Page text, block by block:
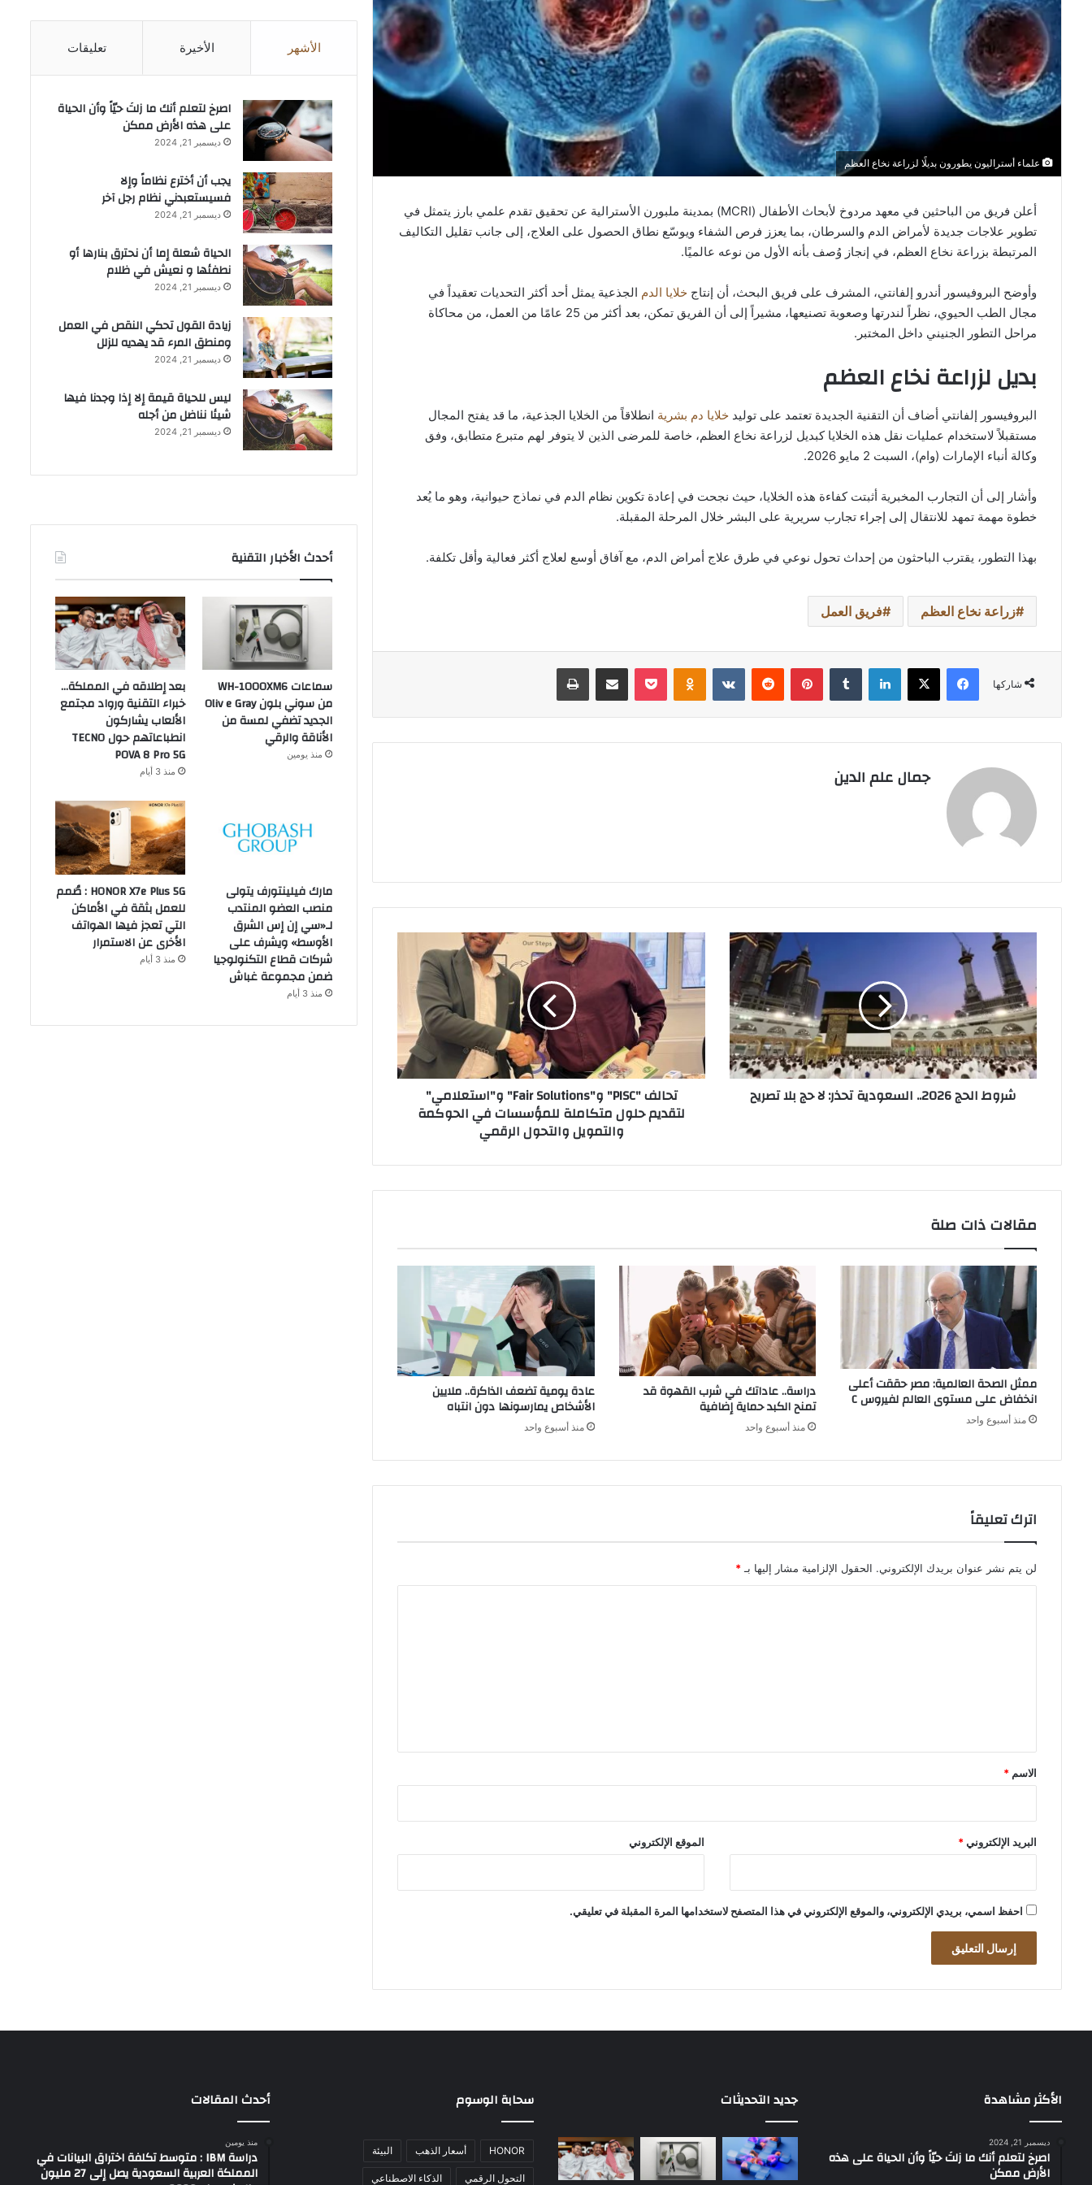
علماء أستراليون يطورون بديلًا لزراعة نخاع العظم
أعلن فريق من الباحثين في معهد مردوخ لأبحاث الأطفال (MCRI) بمدينة ملبورن الأسترالية عن تحقيق تقدم علمي بارز يتمثل في
تطوير علاجات جديدة لأمراض الدم والسرطان، بما يعزز فرص الشفاء ويوسّع نطاق الحصول على العلاج، إلى جانب تقليل التكاليف
المرتبطة بزراعة نخاع العظم، في إنجاز وُصف بأنه الأول من نوعه عالميًا.
وأوضح البروفيسور أندرو إلفانتي، المشرف على فريق البحث، أن إنتاج خلايا الدم الجذعية يمثل أحد أكثر التحديات تعقيداً في
مجال الطب الحيوي، نظراً لندرتها وصعوبة تصنيعها، مشيراً إلى أن الفريق تمكن، بعد أكثر من 25 عامًا من العمل، من محاكاة
مراحل التطور الجنيني داخل المختبر.
بديل لزراعة نخاع العظم
البروفيسور إلفانتي أضاف أن التقنية الجديدة تعتمد على توليد خلايا دم بشرية انطلاقاً من الخلايا الجذعية، ما قد يفتح المجال
مستقبلاً لاستخدام عمليات نقل هذه الخلايا كبديل لزراعة نخاع العظم، خاصة للمرضى الذين لا يتوفر لهم متبرع متطابق، وفق
وكالة أنباء الإمارات (وام)، السبت 2 مايو 2026.
وأشار إلى أن التجارب المخبرية أثبتت كفاءة هذه الخلايا، حيث نجحت في إعادة تكوين نظام الدم في نماذج حيوانية، وهو ما يُعد
خطوة مهمة تمهد للانتقال إلى إجراء تجارب سريرية على البشر خلال المرحلة المقبلة.
بهذا التطور، يقترب الباحثون من إحداث تحول نوعي في طرق علاج أمراض الدم، مع آفاق أوسع لعلاج أكثر فعالية وأقل تكلفة.
زراعة نخاع العظم فريق العمل
شاركها
فيسبوك ‫X لينكدإن بينتيريست Odnoklassniki
‫Pocket مشاركة عبر البريد طباعة
جمال علم الدين
شروط
2026..
السعودية
تحذر:
لا
حج
بلا
تصريح
شروط الحج 2026.. السعودية تحذر: لا حج بلا تصريح
تحالف
و"Fair
Solutions"
و"استعلامي"
حلول
متكاملة
للمؤسسات
الحوكمة
تحالف "PISC" و"Fair Solutions" و"استعلامي"
لتقديم حلول متكاملة للمؤسسات في الحوكمة
والتمويل والتحول الرقمي
مقالات ذات صلة
ممثل الصحة العالمية: مصر حققت أعلى
انخفاض على مستوى العالم لفيروس C
منذ أسبوع واحد
دراسة.. عاداتك في شرب القهوة قد
تمنح الكبد حماية إضافية
منذ أسبوع واحد
عادة يومية تضعف الذاكرة.. ملايين
الأشخاص يمارسونها دون انتباه
منذ أسبوع واحد
اترك تعليقاً
لن يتم نشر عنوان بريدك الإلكتروني. الحقول الإلزامية مشار إليها بـ *
*
الاسم *
البريد الإلكتروني* الموقع الإلكتروني
احفظ اسمي، بريدي الإلكتروني، والموقع الإلكتروني في هذا المتصفح لاستخدامها المرة المقبلة في تعليقي.
الأشهر الأخيرة تعليقات
‫اصرخ لتعلم أنك ما زلتَ حيّاً وأن الحياة
على هذه الأرض ممكن
ديسمبر 21, 2024
يجب أن أخترع نظاماً وإلا
فسيستعبدني نظام رجل آخر
ديسمبر 21, 2024
الحياة شعلة إما أن نحترق بنارها أو
نطفئها و نعيش في ظلام
ديسمبر 21, 2024
زيادة القول تحكي النقص في العمل
ومنطق المرء قد يهديه للزلل
ديسمبر 21, 2024
ليس للحياة قيمة إلا إذا وجدنا فيها
شيئا نناضل من أجله
ديسمبر 21, 2024
أحدث الأخبار التقنية
سماعات WH-1000XM6
من سوني بلون Oliv e Gray
الجديد تضفي لمسة من
الأناقة والرقي
منذ يومين
بعد إطلاقه في المملكة…
خبراء التقنية ورواد مجتمع
الألعاب يشاركون
انطباعاتهم حول TECNO
POVA 8 Pro 5G
منذ 3 أيام
مارك فيلينتورف يتولى
منصب العضو المنتدب
لـ«سي إن إس الشرق
الأوسط» ويشرف على
شركات قطاع التكنولوجيا
ضمن مجموعة غباش
منذ 3 أيام
HONOR X7e Plus 5G : صُمم
للعمل بثقة في الأماكن
التي تعجز فيها الهواتف
الأخرى عن الاستمرار
منذ 3 أيام
الأكثر مشاهدة
ديسمبر 21, 2024
‫اصرخ لتعلم أنك ما زلتَ حيّاً وأن الحياة على هذه
الأرض ممكن
جديد التحديثات سحابة الوسوم
HONOR أسعار الذهب البيئة
التحول الرقمي الذكاء الاصطناعي
أحدث المقالات
منذ يومين
دراسة IBM : متوسط تكلفة اختراق البيانات في
المملكة العربية السعودية يصل إلى 27 مليون